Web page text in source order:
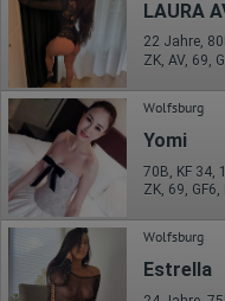
übermittelte IP-Adresse
zusammengeführt.
Erhobene Informationen
Herkunft (Land und
Sprache
Betriebssystem
Gerät (PC, Tablet-PC
Browser und alle
Auflösung des
Besucherquelle
verweisende Webseite)
Welche Dateien wurden
Welche Videos
LAURA
22 Jahre,
ZK, AV, 69,
Wolfsburg
Yomi
70B, KF 34,
Wolfsburg
Estrella